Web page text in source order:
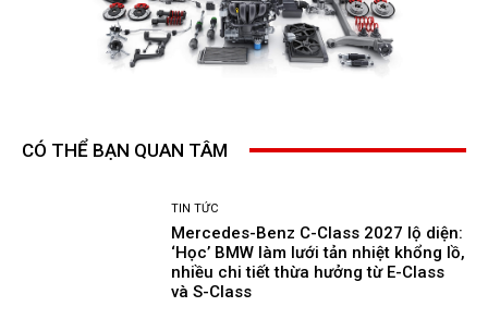
CÓ THỂ BẠN QUAN TÂM
TIN TỨC
Mercedes-Benz C-Class 2027 lộ diện:
‘Học’ BMW làm lưới tản nhiệt khổng lồ,
nhiều chi tiết thừa hưởng từ E-Class
và S-Class